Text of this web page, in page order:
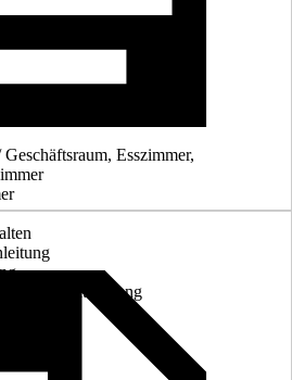
Esszimmer,
zur Entsorgung